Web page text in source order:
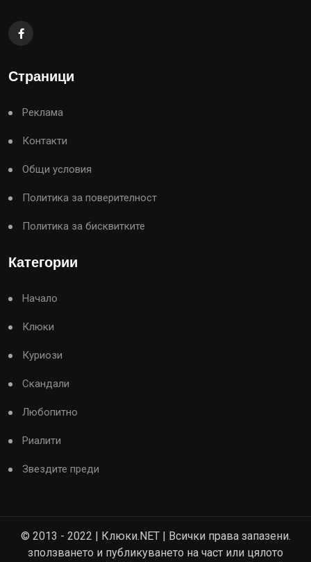
Страници
Реклама
Контакти
Общи условия
Политика за поверителност
Политика за бисквитките
Категории
Начало
Клюки
Куриози
Скандали
Любопитно
Риалити
Звездите преди
© 2013 - 2022 | Клюки.NET | Всички права запазени.
зползването и публикуването на част или цялото